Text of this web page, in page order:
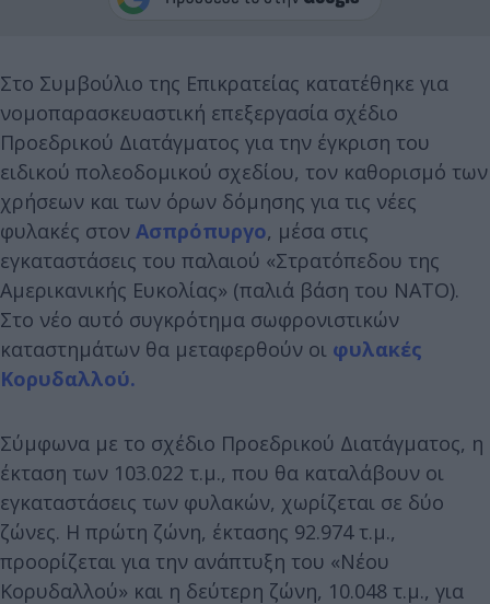
Στο Συμβούλιο της Επικρατείας κατατέθηκε για
νομοπαρασκευαστική επεξεργασία σχέδιο
Προεδρικού Διατάγματος για την έγκριση του
ειδικού πολεοδομικού σχεδίου, τον καθορισμό των
χρήσεων και των όρων δόμησης για τις νέες
φυλακές στον Ασπρόπυργο, μέσα στις
εγκαταστάσεις του παλαιού «Στρατόπεδου της
Αμερικανικής Ευκολίας» (παλιά βάση του ΝΑΤΟ).
Στο νέο αυτό συγκρότημα σωφρονιστικών
καταστημάτων θα μεταφερθούν οι φυλακές
Κορυδαλλού.
Σύμφωνα με το σχέδιο Προεδρικού Διατάγματος, η
έκταση των 103.022 τ.μ., που θα καταλάβουν οι
εγκαταστάσεις των φυλακών, χωρίζεται σε δύο
ζώνες. Η πρώτη ζώνη, έκτασης 92.974 τ.μ.,
προορίζεται για την ανάπτυξη του «Νέου
Κορυδαλλού» και η δεύτερη ζώνη, 10.048 τ.μ., για